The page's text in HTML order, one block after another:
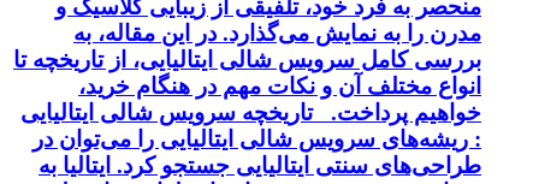
منحصر به فرد خود، تلفیقی از زیبایی کلاسیک و
مدرن را به نمایش می‌گذارد. در این مقاله، به
بررسی کامل سرویس شالی ایتالیایی، از تاریخچه تا
انواع مختلف آن و نکات مهم در هنگام خرید،
خواهیم پرداخت. تاریخچه سرویس شالی ایتالیایی
: ریشه‌های سرویس شالی ایتالیایی را می‌توان در
طراحی‌های سنتی ایتالیایی جستجو کرد. ایتالیا به